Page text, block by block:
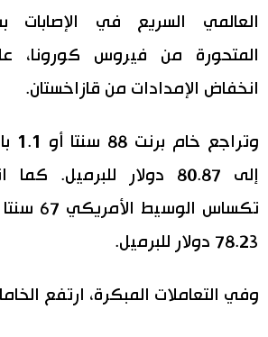
اقتصاد
مجتمع
لايف ستايل
طوكيو
إعلان
المطبخ الياباني
العالمي السريع في الإصابات
المتحورة من فيروس كورونا،
انخفاض الإمدادات من قازاخستان.
إلى 80.87 دولار
78.23 دولار للبرميل.
وفي التعاملات المبكرة، ارتفع الخامان